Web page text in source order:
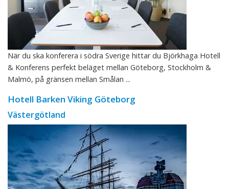
När du ska konferera i södra Sverige hittar du Björkhaga Hotell
& Konferens perfekt beläget mellan Göteborg, Stockholm &
Malmö, på gränsen mellan Smålan ...
Hotell Barken Viking Göteborg
Västergötland